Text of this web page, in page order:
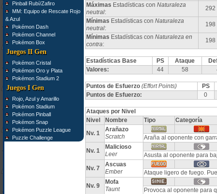
Pinball Rubí/Zafiro
MM: Equipo de Rescate Rojo
& Azul
Pokémon Dash
Pokémon Channel
Pokémon Box
Juegos II Gen
Pokémon Cristal
Pokémon Oro y Plata
Pokémon Stadium 2
Juegos I Gen
Rojo, Azul y Amarillo
Pokémon Stadium
Pokémon Pinball
Pokémon Snap
Pokémon Puzzle League
Puzzle Challenge
Máximas Estadísticas con Naturaleza
neutral:
292
Mínimas Estadísticas con Naturaleza
neutral:
198
Mínimas Estadísticas con Naturaleza en
contra:
198
Estadísticas Base PS Ataque
Valores:
44 58
Puntos de Esfuerzo (Effort Points)
PS
Puntos de Esfuerzo:
0
Ataques por Nivel
Nivel
Nombre Tipo
Categoría
Nv. 1
Arañazo
Scratch
Araña al oponente con
Nv. 1
Malicioso
Leer
Asusta al oponente para
Nv. 7
Ascuas
Ember
Ataque ligero de fuego.
Nv. 9
Mofa
Taunt
Provoca al oponente para